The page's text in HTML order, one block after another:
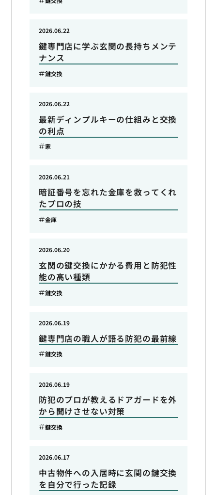
鍵専門店に学ぶ玄関の長持ちメンテ
ナンス
2026.06.22
鍵交換
最新ディンプルキーの仕組みと交換
の利点
2026.06.22
家
暗証番号を忘れた金庫を救ってくれ
たプロの技
2026.06.21
金庫
玄関の鍵交換にかかる費用と防犯性
能の高い種類
2026.06.20
鍵交換
鍵専門店の職人が語る防犯の最前線
2026.06.19
鍵交換
防犯のプロが教えるドアガードを外
から開けさせない対策
2026.06.19
鍵交換
中古物件への入居時に玄関の鍵交換
を自分で行った記録
2026.06.17